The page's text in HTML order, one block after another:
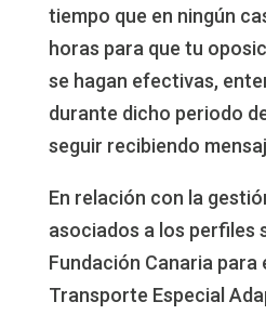
tiempo que en ningún
horas para que tu
se hagan efectivas,
durante dicho periodo
seguir recibiendo
En relación con la
asociados a los perfiles
Fundación Canaria para
Transporte Especial